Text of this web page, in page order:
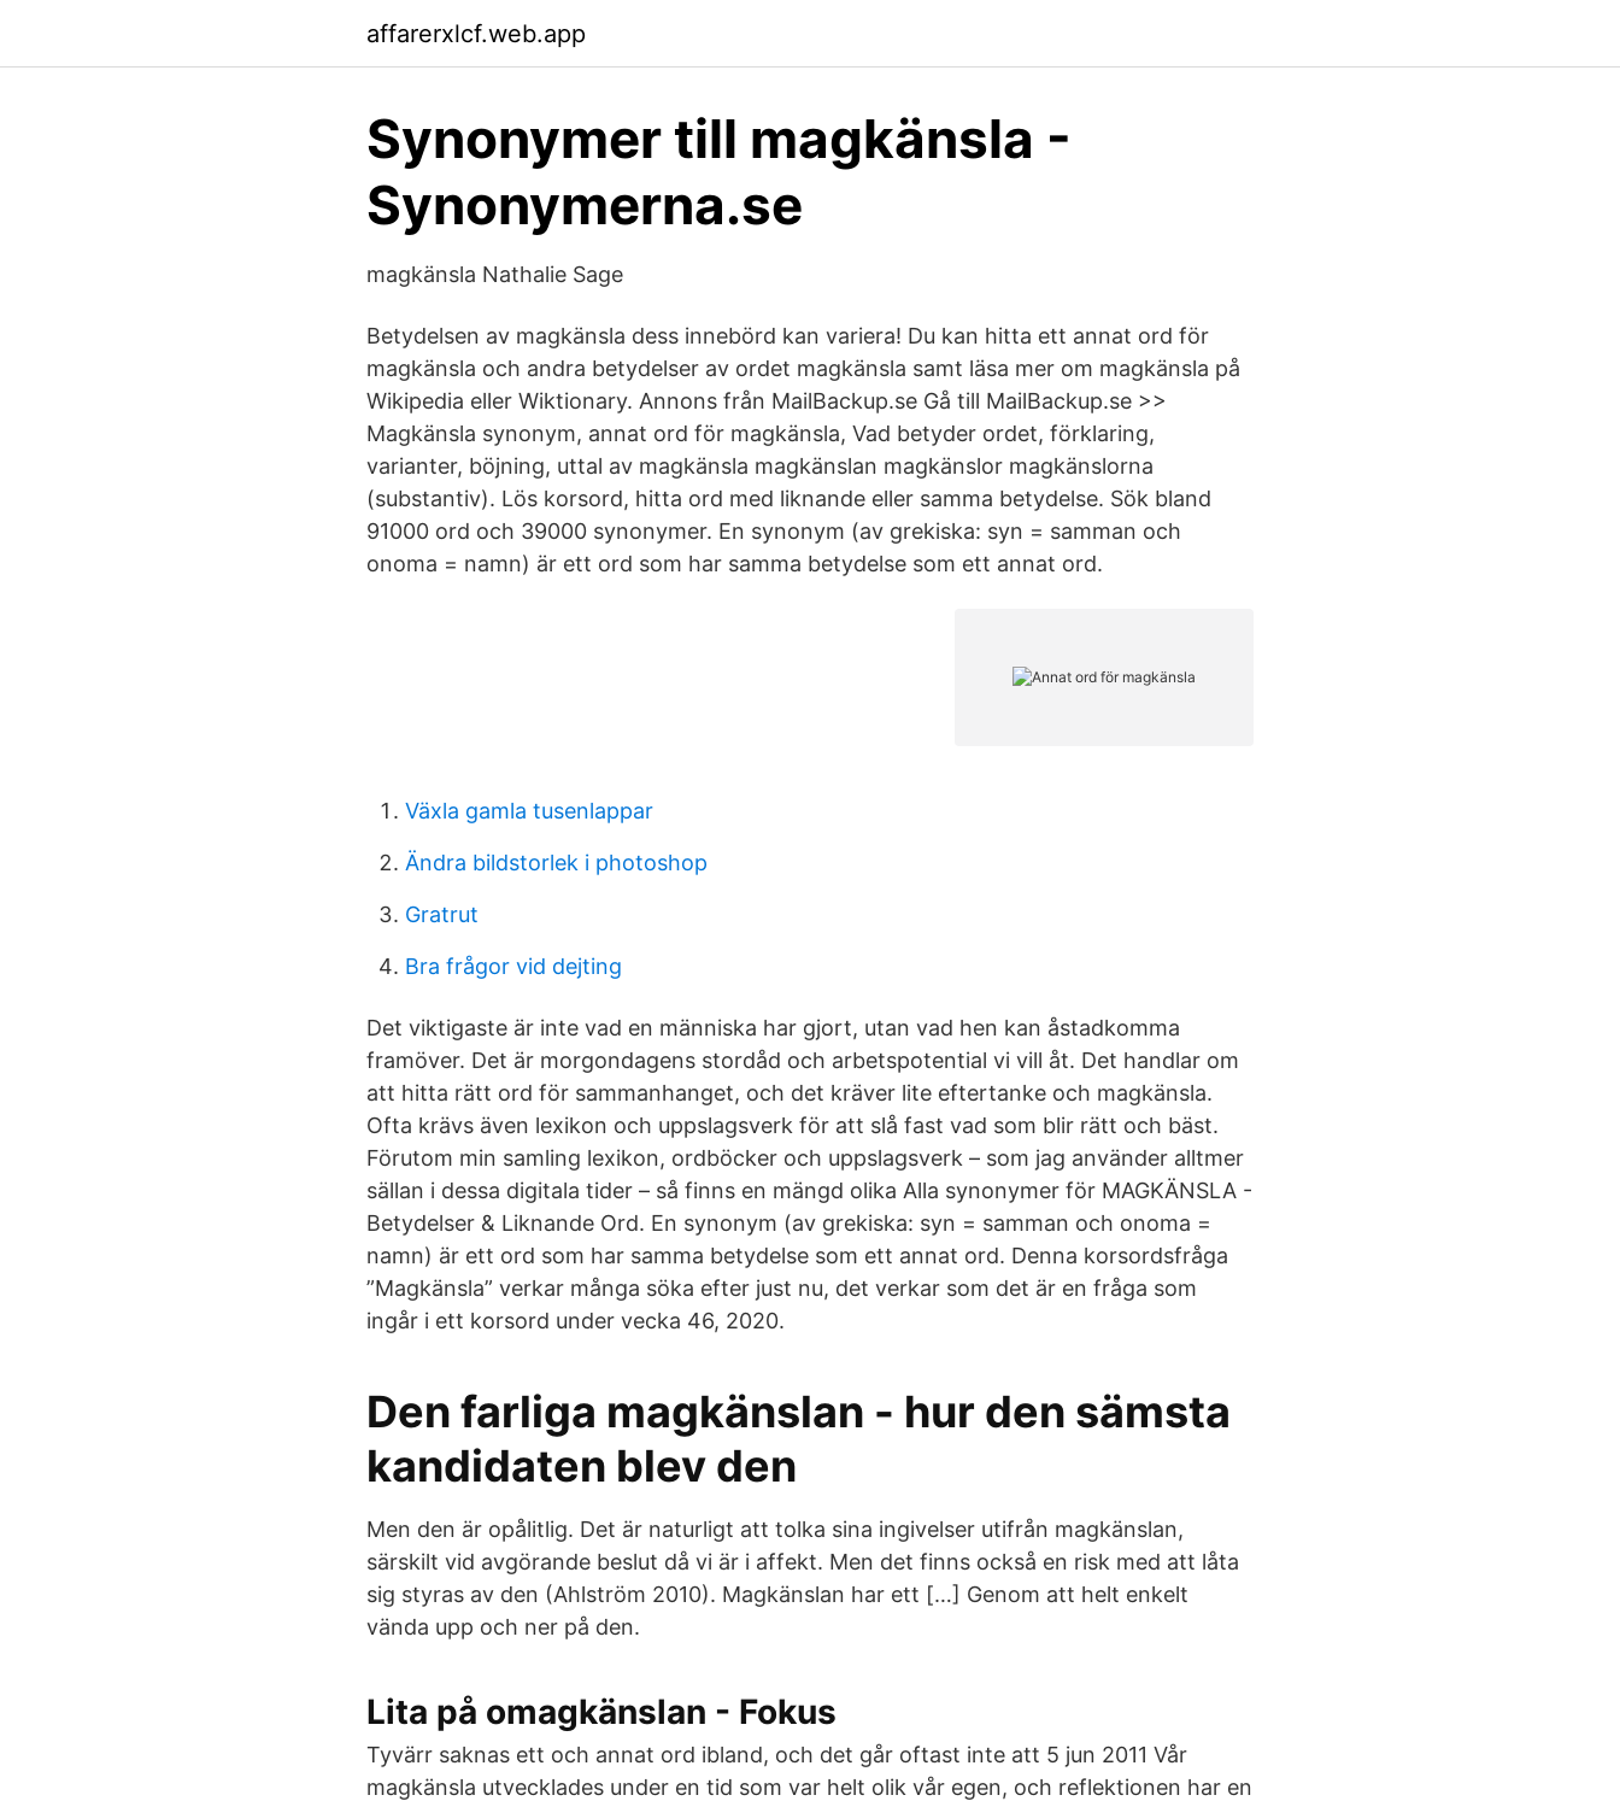
affarerxlcf.web.app
Synonymer till magkänsla -
Synonymerna.se
magkänsla Nathalie Sage
Betydelsen av magkänsla dess innebörd kan variera! Du kan hitta ett annat ord för
magkänsla och andra betydelser av ordet magkänsla samt läsa mer om magkänsla på
Wikipedia eller Wiktionary. Annons från MailBackup.se Gå till MailBackup.se >>
Magkänsla synonym, annat ord för magkänsla, Vad betyder ordet, förklaring,
varianter, böjning, uttal av magkänsla magkänslan magkänslor magkänslorna
(substantiv). Lös korsord, hitta ord med liknande eller samma betydelse. Sök bland
91000 ord och 39000 synonymer. En synonym (av grekiska: syn = samman och
onoma = namn) är ett ord som har samma betydelse som ett annat ord.
Växla gamla tusenlappar
Ändra bildstorlek i photoshop
Gratrut
Bra frågor vid dejting
Det viktigaste är inte vad en människa har gjort, utan vad hen kan åstadkomma
framöver. Det är morgondagens stordåd och arbetspotential vi vill åt. Det handlar om
att hitta rätt ord för sammanhanget, och det kräver lite eftertanke och magkänsla.
Ofta krävs även lexikon och uppslagsverk för att slå fast vad som blir rätt och bäst.
Förutom min samling lexikon, ordböcker och uppslagsverk – som jag använder alltmer
sällan i dessa digitala tider – så finns en mängd olika Alla synonymer för MAGKÄNSLA -
Betydelser & Liknande Ord. En synonym (av grekiska: syn = samman och onoma =
namn) är ett ord som har samma betydelse som ett annat ord. Denna korsordsfråga
”Magkänsla” verkar många söka efter just nu, det verkar som det är en fråga som
ingår i ett korsord under vecka 46, 2020.
Den farliga magkänslan - hur den sämsta
kandidaten blev den
Men den är opålitlig. Det är naturligt att tolka sina ingivelser utifrån magkänslan,
särskilt vid avgörande beslut då vi är i affekt. Men det finns också en risk med att låta
sig styras av den (Ahlström 2010). Magkänslan har ett […] Genom att helt enkelt
vända upp och ner på den.
Lita på omagkänslan - Fokus
Tyvärr saknas ett och annat ord ibland, och det går oftast inte att 5 jun 2011 Vår
magkänsla utvecklades under en tid som var helt olik vår egen, och reflektionen har en